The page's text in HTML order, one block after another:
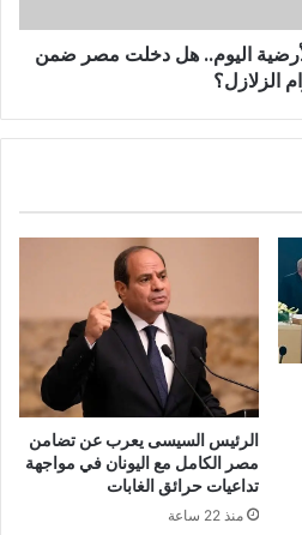
للهزة الأرضية اليوم.. هل دخلت مصر ضمن
الزلازل؟
الرئيس السيسى يعرب عن تضامن
مصر الكامل مع اليونان في مواجهة
تداعيات حرائق الغابات
منذ 22 ساعة